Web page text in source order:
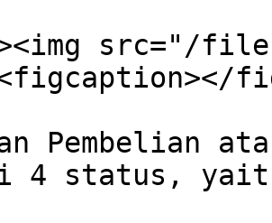
src="/files/
Pembelian
4 status,